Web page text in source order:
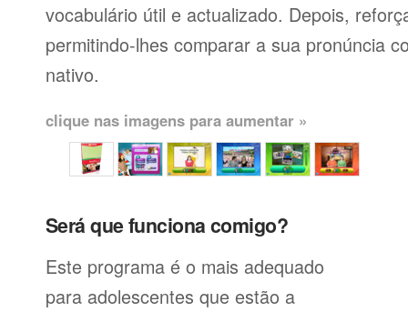
vocabulário útil e actualizado. Depois,
permitindo-lhes comparar a sua pronúncia
nativo.
clique nas imagens para aumentar »
Será que funciona comigo?
Este programa é o mais adequado
para adolescentes que estão a